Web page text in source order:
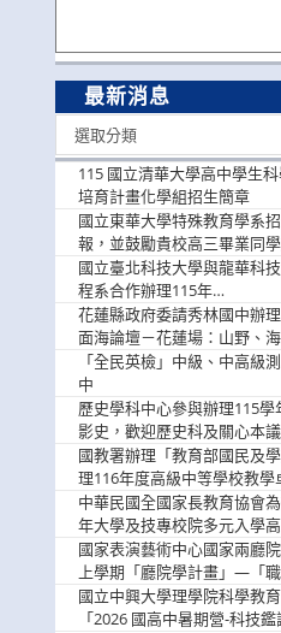
最新消息
選取分類
115 國立清華大學高中學生
培育計畫化學組招生簡章
國立東華大學特殊教育學系
報，並鼓勵貴校高三畢業同
階段踴躍選填。
國立臺北科技大學與龍華科
程系合作辦理115年
「115.08.10~08.12「AI賦能
導體研習營」，歡迎學生踴
花蓮縣政府委請秀林國中辦
面海論壇－花蓮場：山野、
外安全實務課程」，歡迎踴
「全民英檢」中級、中高級
中
歷史學科中心參與辦理115學
影史，歡迎歷史科及關心本
躍報名參加
國教署辦理「教育部國民及
理116年度高級中等學校教學
實施計畫」，鼓勵教師踴躍
中華民國全國家長教育協會
年大學及技專校院多元入學
輔導家長說明會」
國家表演藝術中心國家兩廳
上學期「廳院學計畫」—「
及「一日體驗課程」，鼓勵
與。
國立中興大學理學院科學教
「2026 國高中暑期營-科技